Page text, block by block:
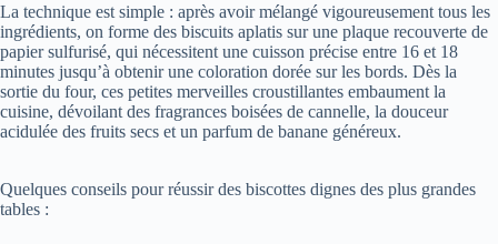
La technique est simple : après avoir mélangé vigoureusement tous les
ingrédients, on forme des biscuits aplatis sur une plaque recouverte de
papier sulfurisé, qui nécessitent une cuisson précise entre 16 et 18
minutes jusqu’à obtenir une coloration dorée sur les bords. Dès la
sortie du four, ces petites merveilles croustillantes embaument la
cuisine, dévoilant des fragrances boisées de cannelle, la douceur
acidulée des fruits secs et un parfum de banane généreux.
Quelques conseils pour réussir des biscottes dignes des plus grandes
tables :